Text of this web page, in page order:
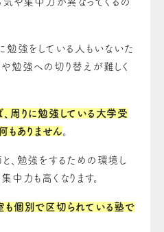
勉強をしている人もいないた
勉強への切り替えが難しく
周りに勉強している大学受
もありません
、勉強をするための環境し
力も高くなります。
も個別で区切られている塾で